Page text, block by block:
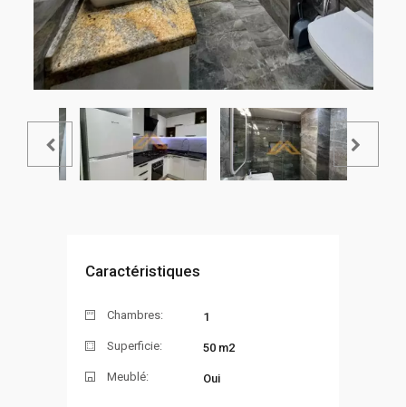
Caractéristiques
Chambres: 1
Superficie: 50 m2
Meublé: Oui